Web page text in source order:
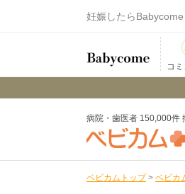
妊娠したら
コ
病院・歯医者 150,000件
ベビカムトップ > ベビカ